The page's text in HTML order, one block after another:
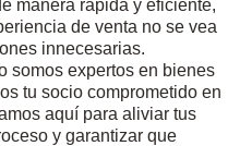
manera rápida y eficiente,
de venta no se vea
innecesarias.
somos expertos en bienes
tu socio comprometido en
aquí para aliviar tus
y garantizar que